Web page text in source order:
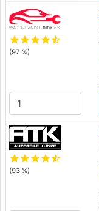
starstarstarstarstar_half
(97 %)
starstarstarstarstar_half
(93 %)